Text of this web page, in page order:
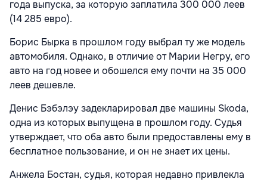
года выпуска, за которую заплатила 300 000 леев
(14 285 евро).
Борис Бырка в прошлом году выбрал ту же модель
автомобиля. Однако, в отличие от Марии Негру, его
авто на год новее и обошелся ему почти на 35 000
леев дешевле.
Денис Бэбэлэу задекларировал две машины Skoda,
одна из которых выпущена в прошлом году. Судья
утверждает, что оба авто были предоставлены ему в
бесплатное пользование, и он не знает их цены.
Анжела Бостан, судья, которая недавно привлекла